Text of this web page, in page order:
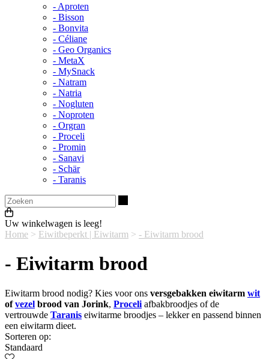
- Aproten
- Bisson
- Bonvita
- Céliane
- Geo Organics
- MetaX
- MySnack
- Natram
- Natria
- Nogluten
- Noproten
- Orgran
- Proceli
- Promin
- Sanavi
- Schär
- Taranis
Uw winkelwagen is leeg!
Home > Eiwitbeperkt | Eiwitarm > - Eiwitarm brood
- Eiwitarm brood
Eiwitarm brood nodig? Kies voor ons versgebakken eiwitarm wit
ofvezel brood van Jorink, Proceli afbakbroodjes of de
vertrouwde Taranis eiwitarme broodjes – lekker en passend binnen
een eiwitarm dieet.
Sorteren op:
Standaard